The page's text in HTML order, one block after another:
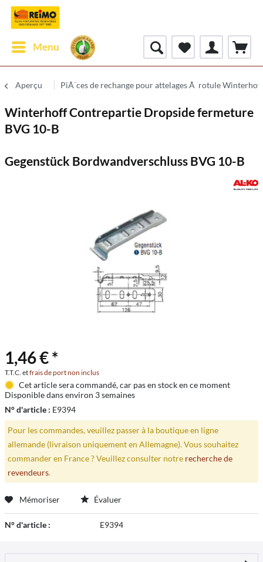
Menu
Aperçu PiÃ¨ces de rechange pour attelages Ã rotule Winterhoff
Winterhoff Contrepartie Dropside fermeture
BVG 10-B
Gegenstück Bordwandverschluss BVG 10-B
1,46 € *
T.T.C. etfrais de port non inclus
Cet article sera commandé, car pas en stock en ce moment
Disponible dans environ 3 semaines
N° d'article : E9394
Pour les commandes, veuillez passer à la boutique en ligne
allemande (livraison uniquement en Allemagne). Vous souhaitez
commander en France ? Veuillez consulter notre recherche de
revendeurs.
Mémoriser Évaluer
N° d'article : E9394